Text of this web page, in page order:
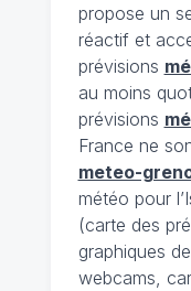
propose un
réactif et
prévisions
au moins
prévisions
France ne
meteo-
météo pour
(carte des
graphiques
webcams,